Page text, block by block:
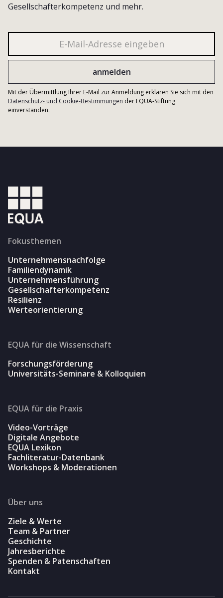
Gesellschafterkompetenz und mehr.
Mit der Übermittlung Ihrer E-Mail zur Anmeldung erklären Sie sich mit den
Datenschutz- und Cookie-Bestimmungen der EQUA-Stiftung
einverstanden.
Fokusthemen
Unternehmensnachfolge
Familiendynamik
Unternehmensführung
Gesellschafterkompetenz
Resilienz
Werteorientierung
EQUA für die Wissenschaft
Forschungsförderung
Universitäts-Seminare & Kolloquien
EQUA für die Praxis
Video-Vorträge
Digitale Angebote
EQUA Lexikon
Fachliteratur-Datenbank
Workshops & Moderationen
Über uns
Ziele & Werte
Team & Partner
Geschichte
Jahresberichte
Spenden & Patenschaften
Kontakt